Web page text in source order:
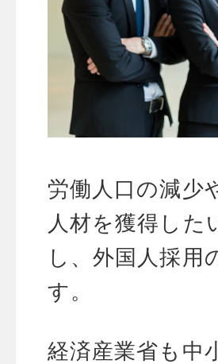
労働人口の減少
人材を獲得した
し、外国人採用
す。
経済産業省も中